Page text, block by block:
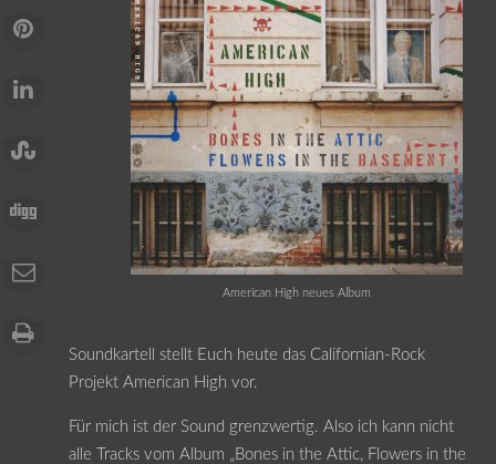
American High neues Album
Soundkartell stellt Euch heute das Californian-Rock
Projekt American High vor.
Für mich ist der Sound grenzwertig. Also ich kann nicht
alle Tracks vom Album „Bones in the Attic, Flowers in the